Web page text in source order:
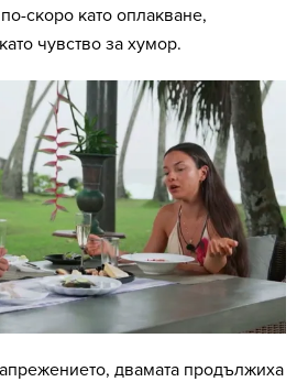
скоро като оплакване,
чувство за хумор.
двамата продължиха